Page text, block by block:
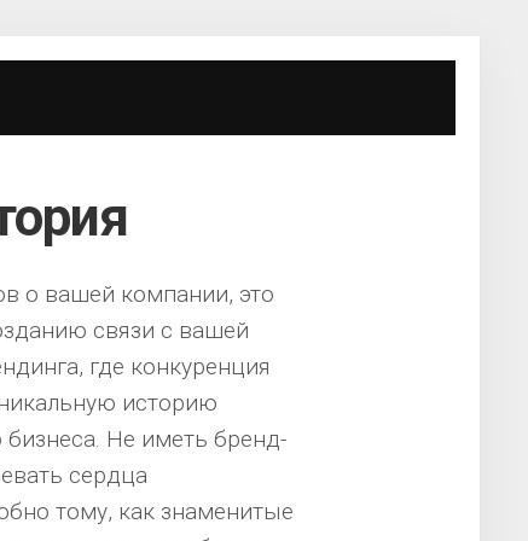
о вашей компании, это
связи с вашей
где конкуренция
историю
Не иметь бренд-
сердца
тому, как знаменитые